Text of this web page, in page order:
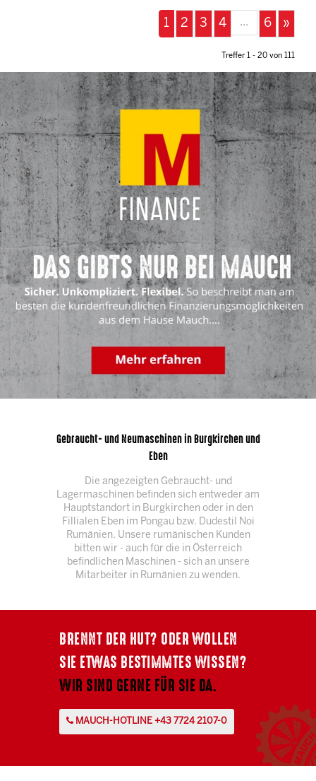
1 2 3 4 ... 6 »
Treffer 1 - 20 von 111
Gebraucht- und Neumaschinen in Burgkirchen und
Eben
Die angezeigten Gebraucht- und
Lagermaschinen befinden sich entweder am
Hauptstandort in Burgkirchen oder in den
Fillialen Eben im Pongau bzw. Dudestil Noi
Rumänien. Unsere rumänischen Kunden
bitten wir - auch für die in Österreich
befindlichen Maschinen - sich an unsere
Mitarbeiter in Rumänien zu wenden.
BRENNT DER HUT? ODER WOLLEN
SIE ETWAS BESTIMMTES WISSEN?
WIR SIND GERNE FÜR SIE DA.
MAUCH-HOTLINE +43 7724 2107-0